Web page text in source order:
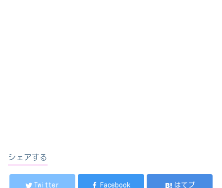
シェアする
Twitter Facebook はてブ